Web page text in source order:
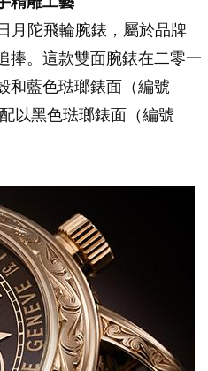
月陀飛輪腕錶，屬於品牌
捧。這款雙面腕錶在二零一
和藍色琺瑯錶面（編號
以黑色琺瑯錶面（編號